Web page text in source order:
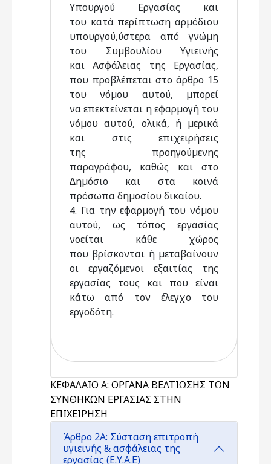
Υπουργού Εργασίας και
του κατά περίπτωση αρµόδιου
υπουργού,ύστερα από γνώµη
του Συµβουλίου Υγιεινής
και Ασφάλειας της Εργασίας,
που προβλέπεται στο άρθρο 15
του νόµου αυτού, µπορεί
να επεκτείνεται η εφαρµογή του
νόµου αυτού, ολικά, ή µερικά
και στις επιχειρήσεις
της προηγούµενης
παραγράφου, καθώς και στο
∆ηµόσιο και στα κοινά
πρόσωπα δηµοσίου δικαίου.
4. Για την εφαρµογή του νόµου
αυτού, ως τόπος εργασίας
νοείται κάθε χώρος
που βρίσκονται ή µεταβαίνουν
οι εργαζόµενοι εξαιτίας της
εργασίας τους και που είναι
κάτω από τον έλεγχο του
εργοδότη.
ΚΕΦΑΛΑΙΟ Α: ΟΡΓΑΝΑ ΒΕΛΤΙΩΣΗΣ ΤΩΝ
ΣΥΝΘΗΚΩΝ ΕΡΓΑΣΙΑΣ ΣΤΗΝ
ΕΠΙΧΕΙΡΗΣΗ
Άρθρο 2Α: Σύσταση επιτροπή
υγιεινής & ασφάλειας της
εργασίας (Ε.Υ.Α.Ε)